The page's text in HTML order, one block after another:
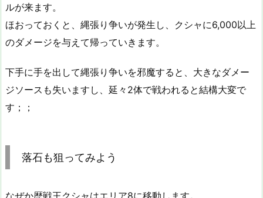
ルが来ます。
ほおっておくと、縄張り争いが発生し、クシャに6,000以上
のダメージを与えて帰っていきます。
下手に手を出して縄張り争いを邪魔すると、大きなダメー
ジソースも失いますし、延々2体で戦われると結構大変で
す；；
落石も狙ってみよう
なぜか歴戦王クシャはエリア8に移動します。